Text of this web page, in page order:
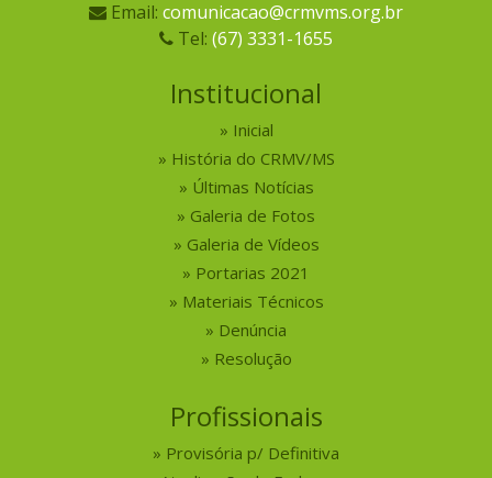
Email: comunicacao@crmvms.org.br
Tel: (67) 3331-1655
Institucional
Inicial
História do CRMV/MS
Últimas Notícias
Galeria de Fotos
Galeria de Vídeos
Portarias 2021
Materiais Técnicos
Denúncia
Resolução
Profissionais
Provisória p/ Definitiva